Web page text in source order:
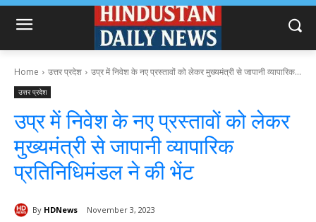
Home उत्तर प्रदेश उप्र में निवेश के नए प्रस्तावों को लेकर मुख्यमंत्री से जापानी व्यापारिक...
उत्तर प्रदेश
उप्र में निवेश के नए प्रस्तावों को लेकर
मुख्यमंत्री से जापानी व्यापारिक
प्रतिनिधिमंडल ने की भेंट
By HDNews November 3, 2023